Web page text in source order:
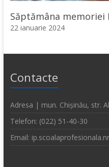
Săptămâna memoriei
22 ianuarie 2024
Contacte
Adresa | mun. Chișinău, str.
Telefon: (022) 51-40-30
Email: